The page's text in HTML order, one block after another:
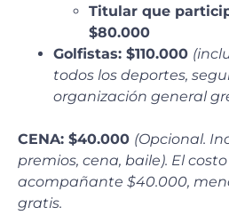
Titular que
$80.000
Golfistas: $110.000
todos los deportes,
organización general
CENA: $40.000 (Opcional.
premios, cena, baile). El
acompañante $40.000,
gratis.